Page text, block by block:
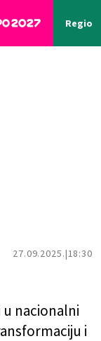
Region
27.09.2025. 18:30
nacionalni
i